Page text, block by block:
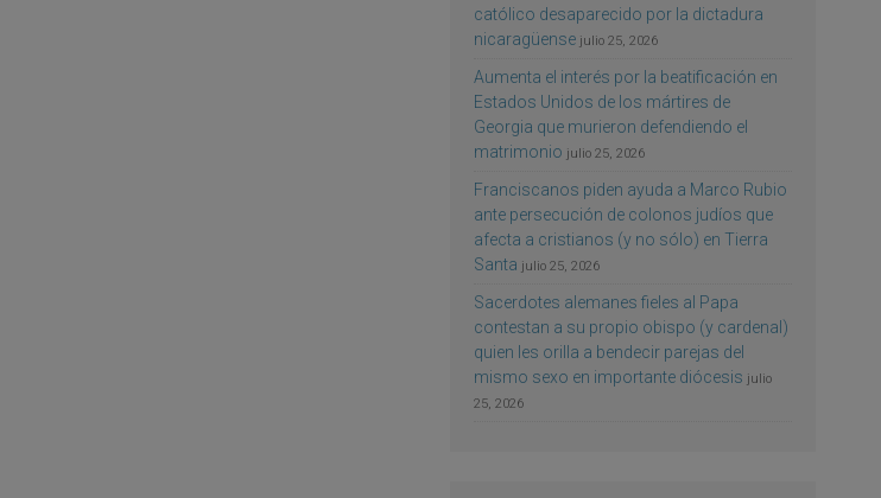
católico desaparecido por la dictadura
nicaragüense julio 25, 2026
Aumenta el interés por la beatificación en
Estados Unidos de los mártires de
Georgia que murieron defendiendo el
matrimonio julio 25, 2026
Franciscanos piden ayuda a Marco Rubio
ante persecución de colonos judíos que
afecta a cristianos (y no sólo) en Tierra
Santa julio 25, 2026
Sacerdotes alemanes fieles al Papa
contestan a su propio obispo (y cardenal)
quien les orilla a bendecir parejas del
mismo sexo en importante diócesis julio
25, 2026